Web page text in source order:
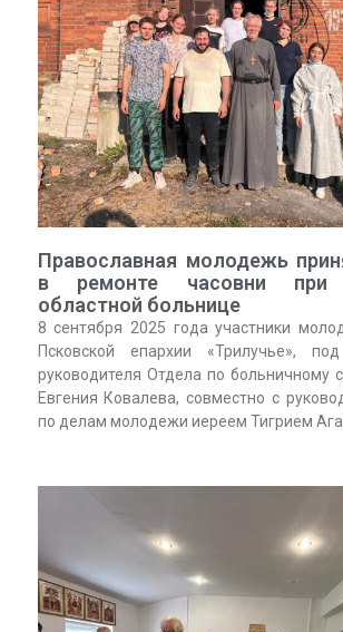
Православная молодежь
в ремонте часовни при
областной больнице
8 сентября 2025 года участники
Псковской епархии «Трилучье»,
руководителя Отдела по больничному
Евгения Ковалева, совместно с
по делам молодежи иереем Тигрием